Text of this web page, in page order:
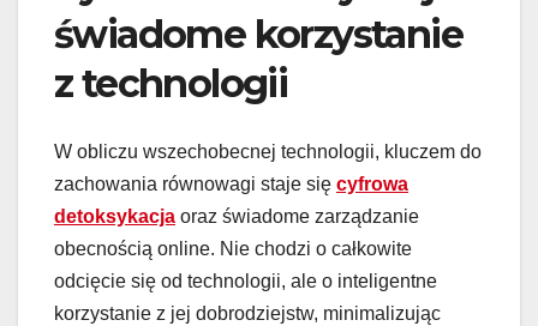
świadome korzystanie
z technologii
W obliczu wszechobecnej technologii, kluczem do
zachowania równowagi staje się cyfrowa
detoksykacja oraz świadome zarządzanie
obecnością online. Nie chodzi o całkowite
odcięcie się od technologii, ale o inteligentne
korzystanie z jej dobrodziejstw, minimalizując